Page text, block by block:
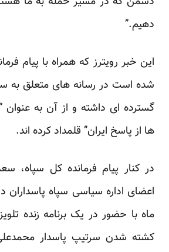
دهیم.”
این خبر رویترز که همراه با پیام
شده است در رسانه های متعلق به
گسترده ای داشته و از آن به
ها از پاسخ ایران” قلمداد کرده اند.
در کنار پیام فرمانده کل سپاه،
ماه با حضور در یک برنامه زنده
کشته شدن سرتیپ پاسدار